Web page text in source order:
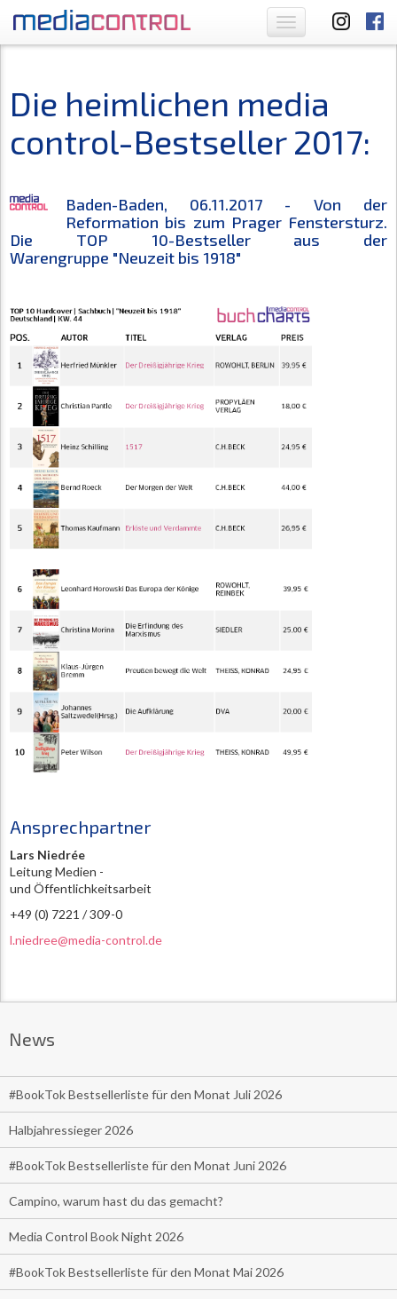
Toggle
navigation
Die heimlichen media
control-Bestseller 2017:
Baden-Baden, 06.11.2017 - Von der
Reformation bis zum Prager Fenstersturz.
Die TOP 10-Bestseller aus der
Warengruppe "Neuzeit bis 1918"
Ansprechpartner
Lars Niedrée
Leitung Medien -
und Öffentlichkeitsarbeit
+49 (0) 7221 / 309-0
l.niedree@media-control.de
News
#BookTok Bestsellerliste für den Monat Juli 2026
Halbjahressieger 2026
#BookTok Bestsellerliste für den Monat Juni 2026
Campino, warum hast du das gemacht?
Media Control Book Night 2026
#BookTok Bestsellerliste für den Monat Mai 2026